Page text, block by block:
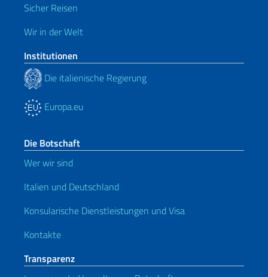
Sicher Reisen
Wir in der Welt
Institutionen
Die italienische Regierung
Europa.eu
Die Botschaft
Wer wir sind
Italien und Deutschland
Konsularische Dienstleistungen und Visa
Kontakte
Transparenz